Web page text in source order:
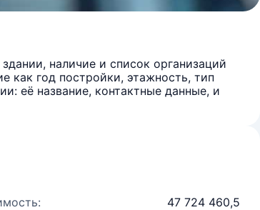
наличие и список организаций
как год постройки, этажность, тип
её название, контактные данные, и
47 724 460,5